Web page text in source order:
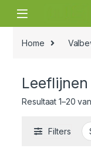
Home
Leeflijnen
Resultaat 1–20
Filters